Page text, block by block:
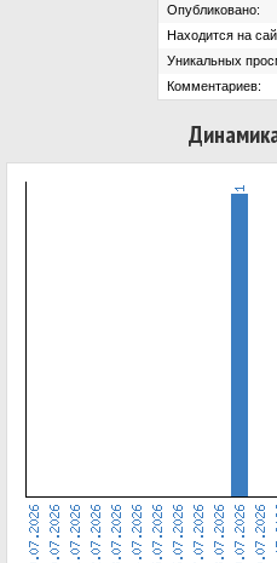
Опубликовано:
Находится на
Уникальных
Комментариев: